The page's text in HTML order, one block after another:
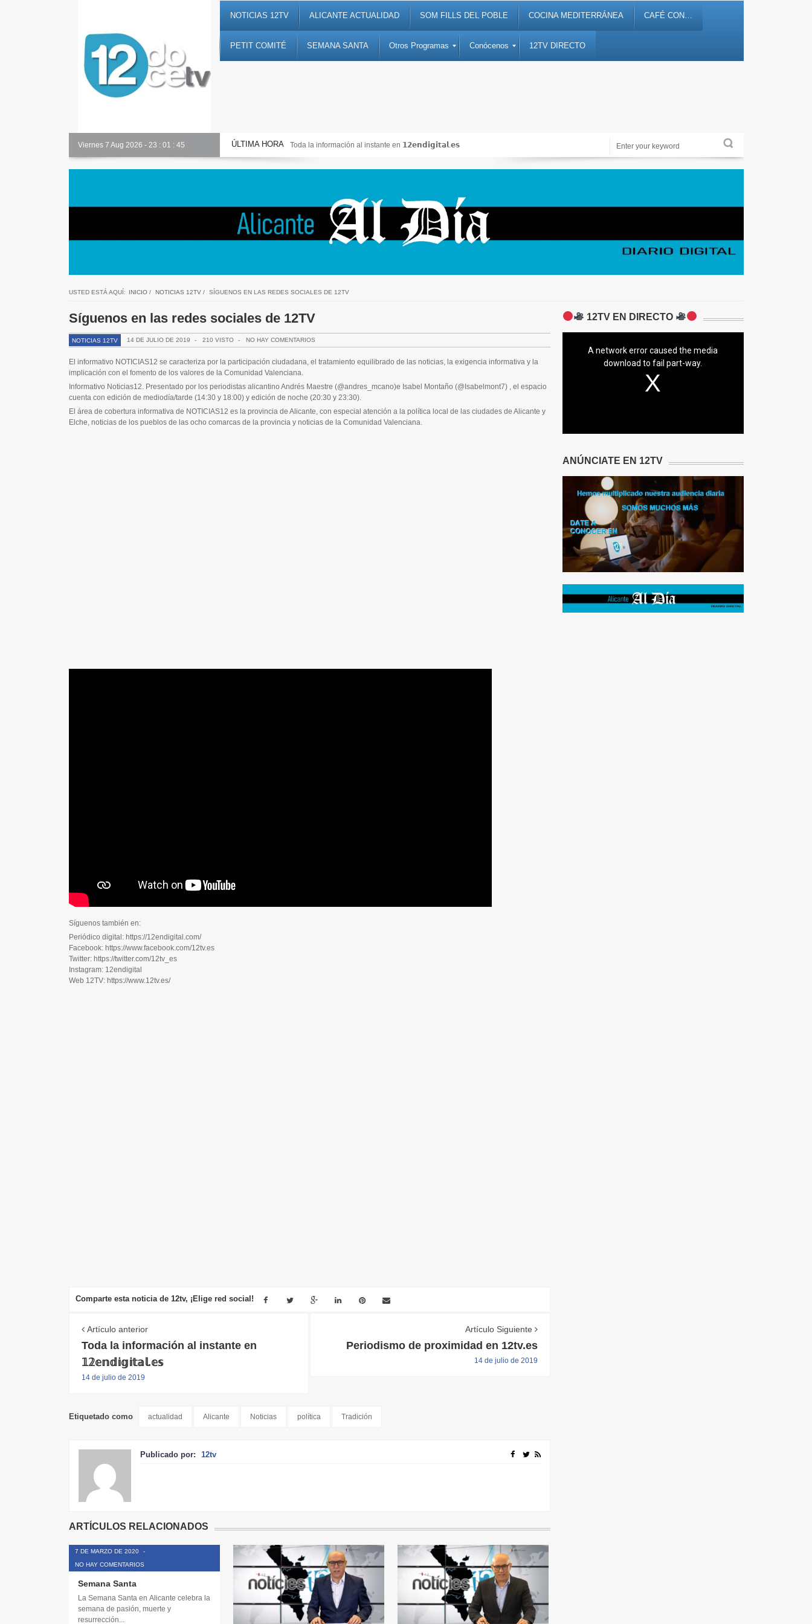
NOTICIAS 12TV ALICANTE ACTUALIDAD SOM FILLS DEL POBLE COCINA MEDITERRÁNEA CAFÉ CON…
PETIT COMITÉ SEMANA SANTA Otros Programas Conócenos 12TV DIRECTO
Viernes 7 Aug 2026 - 23 : 01 : 46 ÚLTIMA HORA
Alicante Actualidad Toda la información al instante en 𝟭𝟮𝗲𝗻𝗱𝗶𝗴𝗶𝘁𝗮𝗹.𝗲𝘀 Noticias, debates, fiestas, cultura, ocio y entretenimiento
USTED ESTÁ AQUÍ: INICIO/ NOTICIAS 12TV/ SÍGUENOS EN LAS REDES SOCIALES DE 12TV
Síguenos en las redes sociales de 12TV
NOTICIAS 12TV 14 DE JULIO DE 2019 - 210 VISTO - NO HAY COMENTARIOS
El informativo NOTICIAS12 se caracteriza por la participación ciudadana, el tratamiento equilibrado de las noticias, la exigencia informativa y la
implicación con el fomento de los valores de la Comunidad Valenciana.
Informativo Noticias12. Presentado por los periodistas alicantino Andrés Maestre (@andres_mcano)e Isabel Montaño (@Isabelmont7) , el espacio
cuenta con edición de mediodía/tarde (14:30 y 18:00) y edición de noche (20:30 y 23:30).
El área de cobertura informativa de NOTICIAS12 es la provincia de Alicante, con especial atención a la política local de las ciudades de Alicante y
Elche, noticias de los pueblos de las ocho comarcas de la provincia y noticias de la Comunidad Valenciana.
Síguenos también en:
Periódico digital: https://12endigital.com/
Facebook: https://www.facebook.com/12tv.es
Twitter: https://twitter.com/12tv_es
Instagram: 12endigital
Web 12TV: https://www.12tv.es/
Comparte esta noticia de 12tv, ¡Elige red social!
Artículo anterior
Toda la información al instante en
𝟙𝟚𝕖𝕟𝕕𝕚𝕘𝕚𝕥𝕒𝕝.𝕖𝕤
14 de julio de 2019
Artículo Siguiente
Periodismo de proximidad en 12tv.es
14 de julio de 2019
Etiquetado como actualidad Alicante Noticias política Tradición
Publicado por: 12tv
ARTÍCULOS RELACIONADOS
7 DE MARZO DE 2020
-
NO HAY COMENTARIOS
Semana Santa
La Semana Santa en Alicante celebra la
semana de pasión, muerte y
resurrección...
12TV EN DIRECTO
A network error caused the media
download to fail part-way.
ANÚNCIATE EN 12TV